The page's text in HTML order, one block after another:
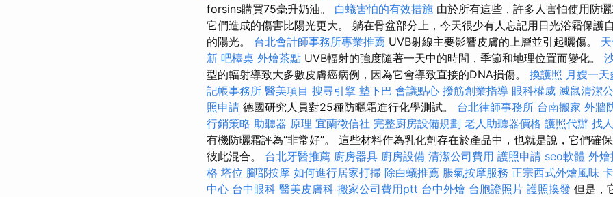
forsins購買75毫升奶油。 白蟻害怕的有效措施 由於所有這些，許多人害怕使用防
它們造成的傷害比陽光更大。 躺在骨盆部分上，今天很少有人忘記用日光浴霜保護
的陽光。 台北會計師事務所專業推薦 UVB射線主要影響皮膚的上層並引起曬傷。
新 吧檯桌 外燴茶點 UVB輻射的強度隨著一天中的時間，季節和地理位置而變化。
型的輻射導致大多數皮膚癌病例，因為它會導致直接的DNA損傷。 換護照 月嫂一
記帳事務所 醫美項目 搜尋引擎 墊下巴 會議點心 撥筋創業指導 眼科權威 滅鼠清潔
照申請 德國研究人員對25種防曬霜進行化學測試。 台北律師事務所 台南搬家 外牆
行銷策略 助聽器 原理 宜蘭徵信社 完整廚房設備規劃 老人助聽器價格 護照代辦 找人
有機防曬霜評為“非常好”。 這些材料作為乳化劑存在於產品中，也就是說，它們確
彼此混合。 台北牙醫推薦 廚房器具 廚房設備 清潔公司費用 護照申請 seo軟體 外燴
格 塔位 腳部按摩 如何進行居家打掃 除白蟻推薦 脹氣按摩服務 正宗西式外燴風味
中心 台中眼科 醫美皮膚科 搬家公司費用ptt 台中外燴 台胞證照片 護照換發 但是，